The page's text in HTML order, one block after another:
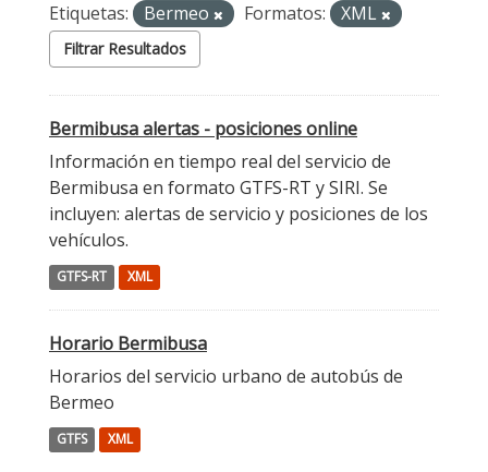
Etiquetas: Bermeo Formatos: XML
Filtrar Resultados
Bermibusa alertas - posiciones online
Información en tiempo real del servicio de
Bermibusa en formato GTFS-RT y SIRI. Se
incluyen: alertas de servicio y posiciones de los
vehículos.
GTFS-RT XML
Horario Bermibusa
Horarios del servicio urbano de autobús de
Bermeo
GTFS XML